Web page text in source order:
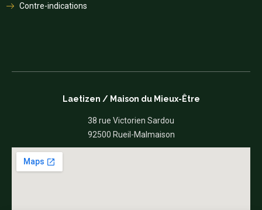
Contre-indications
Laetizen / Maison du Mieux-Être
38 rue Victorien Sardou
92500 Rueil-Malmaison